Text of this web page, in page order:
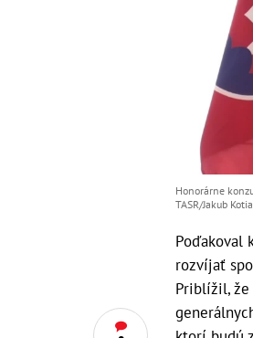
Honorárne
TASR/Jakub
Poďakoval
rozvíjať
Priblížil, že